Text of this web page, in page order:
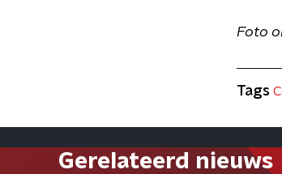
Foto
Tags
Gerelateerd nieuws